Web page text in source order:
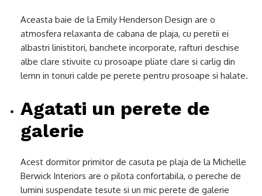
Aceasta baie de la Emily Henderson Design are o
atmosfera relaxanta de cabana de plaja, cu peretii ei
albastri linistitori, banchete incorporate, rafturi deschise
albe clare stivuite cu prosoape pliate clare si carlig din
lemn in tonuri calde pe perete pentru prosoape si halate.
Agatati un perete de
galerie
Acest dormitor primitor de casuta pe plaja de la Michelle
Berwick Interiors are o pilota confortabila, o pereche de
lumini suspendate tesute si un mic perete de galerie